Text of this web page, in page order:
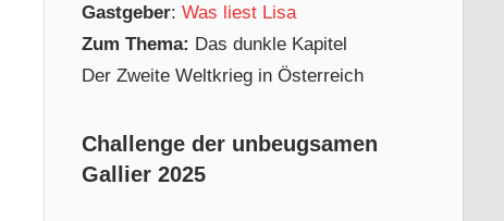
Gastgeber: Was liest Lisa
Zum Thema: Das dunkle Kapitel
Der Zweite Weltkrieg in Österreich
Challenge der unbeugsamen
Gallier 2025